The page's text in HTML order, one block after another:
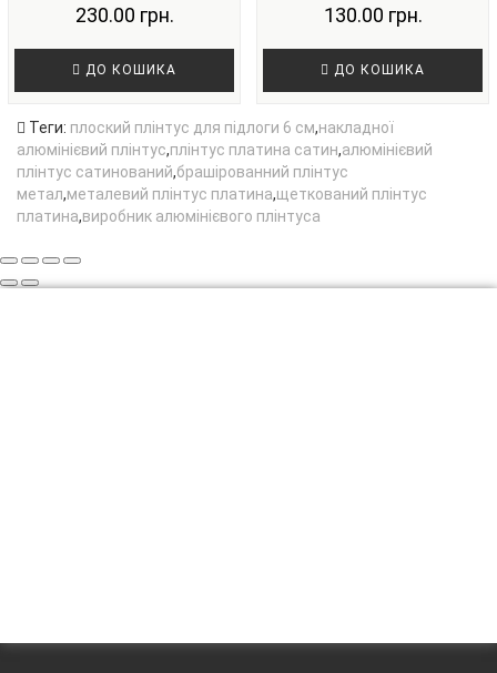
230.00 грн.
ДО КОШИКА
130.00 грн.
ДО КОШИКА
Теги: плоский плінтус для підлоги 6 см,накладної
алюмінієвий плінтус,плінтус платина сатин,алюмінієвий
плінтус сатинований,брашірованний плінтус
метал,металевий плінтус платина,щеткований плінтус
платина,виробник алюмінієвого плінтуса